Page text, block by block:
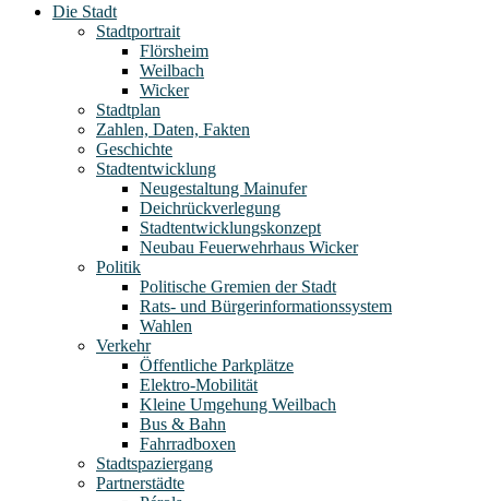
Die Stadt
Stadtportrait
Flörsheim
Weilbach
Wicker
Stadtplan
Zahlen, Daten, Fakten
Geschichte
Stadtentwicklung
Neugestaltung Mainufer
Deichrückverlegung
Stadtentwicklungskonzept
Neubau Feuerwehrhaus Wicker
Politik
Politische Gremien der Stadt
Rats- und Bürgerinformationssystem
Wahlen
Verkehr
Öffentliche Parkplätze
Elektro-Mobilität
Kleine Umgehung Weilbach
Bus & Bahn
Fahrradboxen
Stadtspaziergang
Partnerstädte